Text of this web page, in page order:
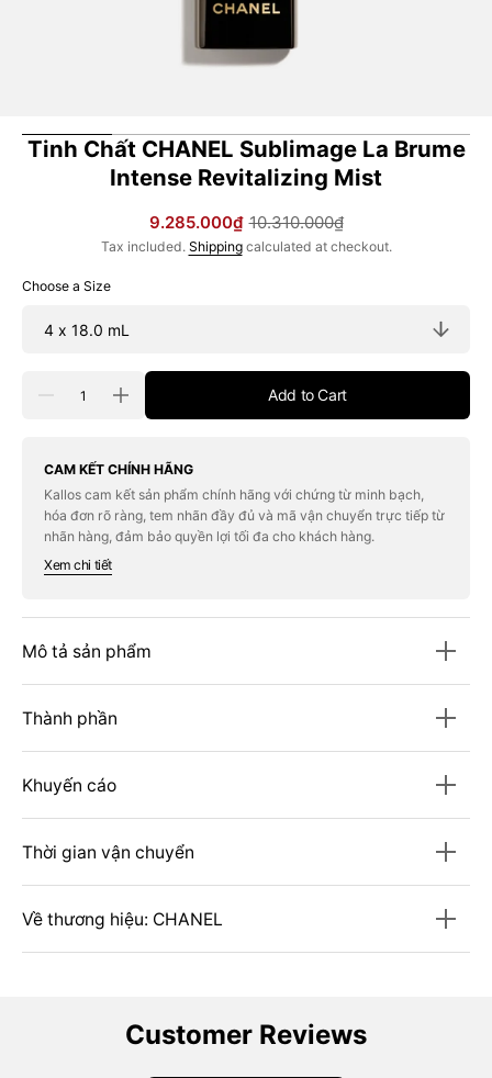
Tinh Chất CHANEL Sublimage La Brume
Intense Revitalizing Mist
Sale
9.285.000₫
Regular
10.310.000₫
Tax included. Shippingcalculated at checkout.
Choose a Size
Decrease
Chất
Sublimage
La
Brume
Revitalizing
Increase
quantity
Chất
Sublimage
La
Brume
Add to Cart
CAM KẾT CHÍNH HÃNG
Kallos cam kết sản phẩm chính hãng với chứng từ minh bạch,
hóa đơn rõ ràng, tem nhãn đầy đủ và mã vận chuyển trực tiếp từ
nhãn hàng, đảm bảo quyền lợi tối đa cho khách hàng.
Xem chi tiết
Mô tả sản phẩm
Thành phần
Khuyến cáo
Thời gian vận chuyển
Về thương hiệu: CHANEL
Customer Reviews